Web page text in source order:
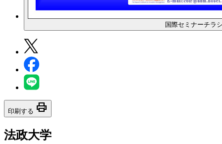
国際セミナーチラ
印刷する print
法政大学